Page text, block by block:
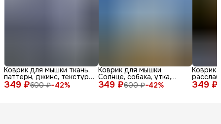
349 ₽600 ₽−42%
Коврик для мышки ткань,
паттерн, джинс, текстура,
синий, бел 349 ₽600 ₽−42%
Коврик для мышки
Солнце, собака, утка,
очки, море, доска, ле 349 ₽
Коврик